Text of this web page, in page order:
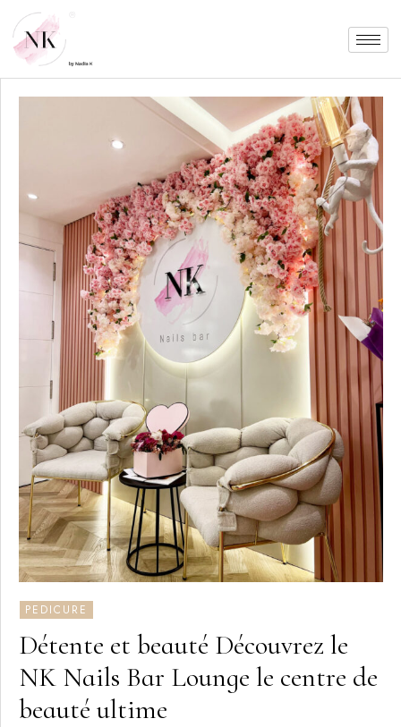
PEDICURE
Détente et beauté Découvrez le
NK Nails Bar Lounge le centre de
beauté ultime